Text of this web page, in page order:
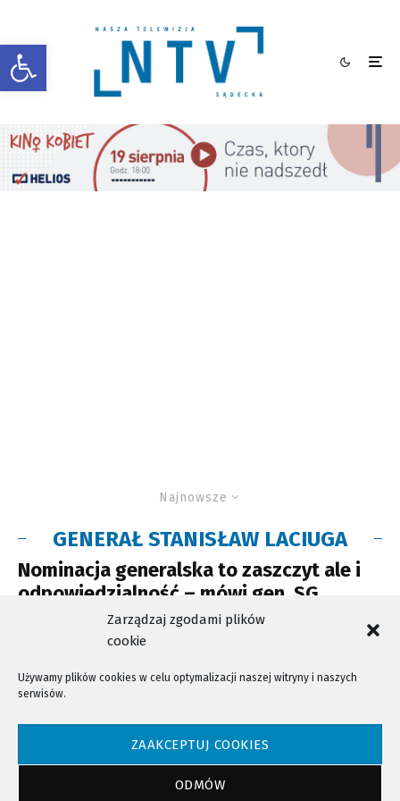
Otwórz pasek narzędzi
Zarządzaj zgodami plików
cookie
Używamy plików cookies w celu optymalizacji naszej witryny i naszych
serwisów.
ZAAKCEPTUJ COOKIES
ODMÓW
Najnowsze
GENERAŁ STANISŁAW LACIUGA
Nominacja generalska to zaszczyt ale i
odpowiedzialność – mówi gen. SG
Stanisław Laciuga
NTV - Nasza Telewizja Sądecka © 2023 Wszystkie prawa zastrzeżone!